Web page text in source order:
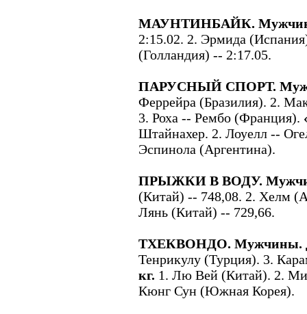
МАУНТИНБАЙК.
2:15.02. 2. Эрмида
(Голландия) -- 2:17.05.
ПАРУСНЫЙ СПОРТ.
Феррейра (Бразилия). 2.
3. Роха -- Рембо (Франция).
Штайнахер. 2. Лоуелл --
Эспинола (Аргентина).
ПРЫЖКИ В ВОДУ.
(Китай) -- 748,08. 2. Хелм
Лянь (Китай) -- 729,66.
ТХЕКВОНДО. Мужчины.
Тенрикулу (Турция). 3.
кг. 1. Лю Вей (Китай). 2.
Кюнг Сун (Южная Корея).